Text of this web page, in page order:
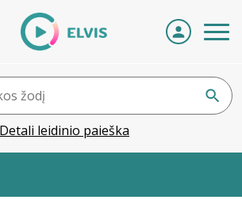
Detali leidinio paieška